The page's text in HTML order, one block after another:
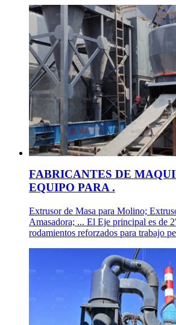
FABRICANTES DE
EQUIPO PARA .
Extrusor de Masa para Molino;
Amasadora; ... El Eje principal es de
rodamientos reforzados para trabajo